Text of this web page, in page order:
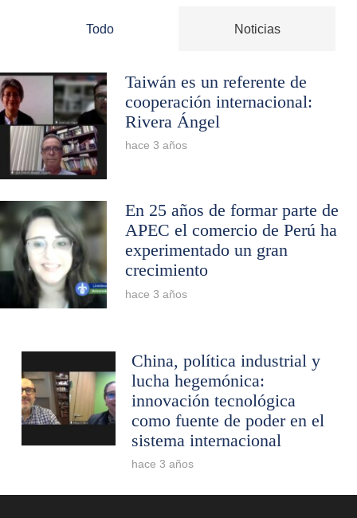
Todo Noticias
Taiwán es un referente de
cooperación internacional:
Rivera Ángel
hace 3 años
En 25 años de formar parte de
APEC el comercio de Perú ha
experimentado un gran
crecimiento
hace 3 años
China, política industrial y
lucha hegemónica:
innovación tecnológica
como fuente de poder en el
sistema internacional
hace 3 años